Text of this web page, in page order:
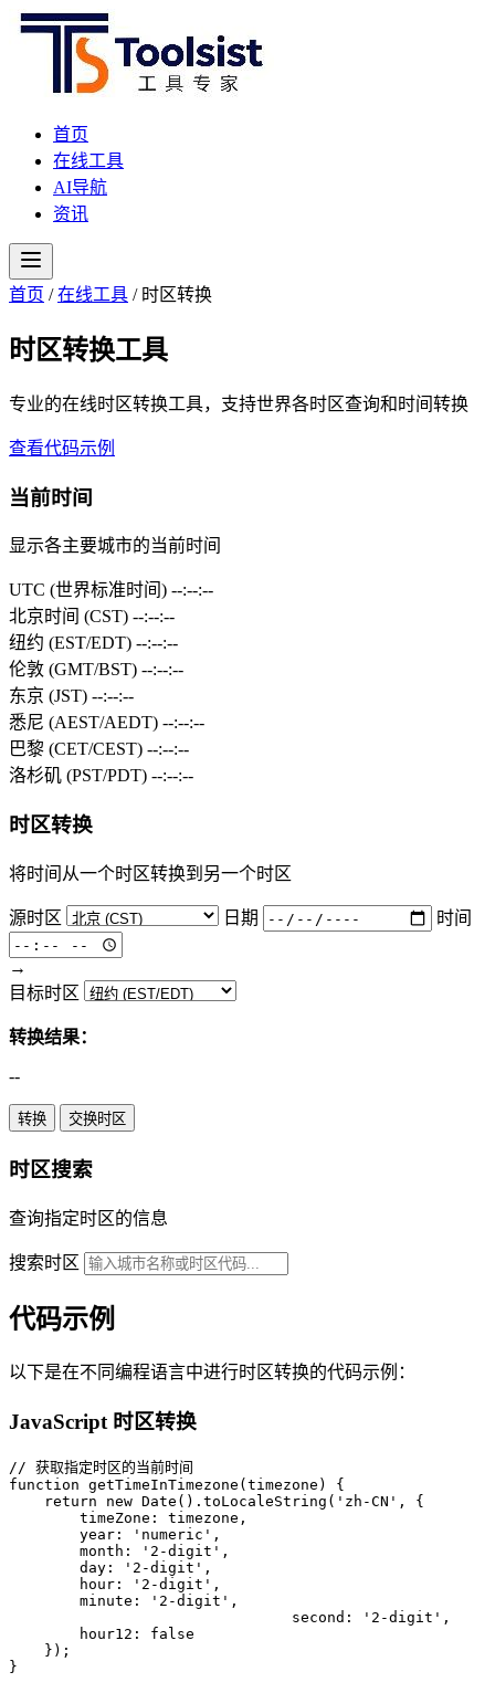
首页
在线工具
AI导航
资讯
首页 / 在线工具 / 时区转换
时区转换工具
专业的在线时区转换工具，支持世界各时区查询和时间转换
查看代码示例
当前时间
显示各主要城市的当前时间
UTC (世界标准时间) --:--:--
北京时间 (CST) --:--:--
纽约 (EST/EDT) --:--:--
伦敦 (GMT/BST) --:--:--
东京 (JST) --:--:--
悉尼 (AEST/AEDT) --:--:--
巴黎 (CET/CEST) --:--:--
洛杉矶 (PST/PDT) --:--:--
时区转换
将时间从一个时区转换到另一个时区
源时区 日期 时间
→
目标时区
转换结果：
--
转换 交换时区
时区搜索
查询指定时区的信息
搜索时区
代码示例
以下是在不同编程语言中进行时区转换的代码示例：
JavaScript 时区转换
// 获取指定时区的当前时间
function getTimeInTimezone(timezone) {
    return new Date().toLocaleString('zh-CN', {
        timeZone: timezone,
        year: 'numeric',
        month: '2-digit',
        day: '2-digit',
        hour: '2-digit',
        minute: '2-digit',
                                second: '2-digit',
        hour12: false
    });
}